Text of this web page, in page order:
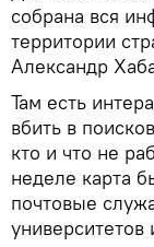
собрана вся
территории
Александр
Там есть
вбить в
кто и что не
неделе карта
почтовые